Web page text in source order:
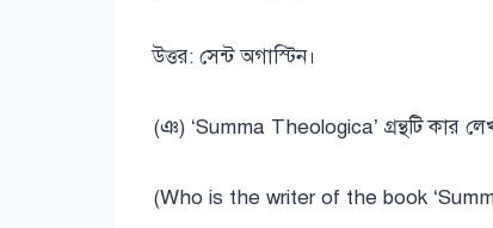
উত্তর: সেন্ট অগাস্টিন।
(ঞ) ‘Summa Theologica’ গ্রন্থটি কার
(Who is the writer of the book